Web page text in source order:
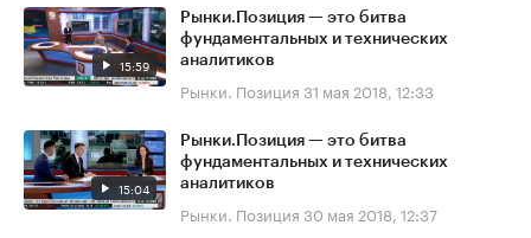
15:59
Рынки.Позиция — это битва
фундаментальных и технических
аналитиков
Рынки. Позиция 31 мая 2018, 12:33
15:04
Рынки.Позиция — это битва
фундаментальных и технических
аналитиков
Рынки. Позиция 30 мая 2018, 12:37